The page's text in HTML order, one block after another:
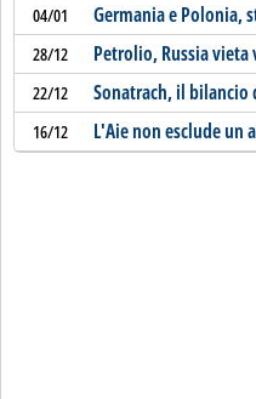
04/01 Germania e Polonia,
28/12 Petrolio, Russia
22/12 Sonatrach, il
16/12 L'Aie non esclude un